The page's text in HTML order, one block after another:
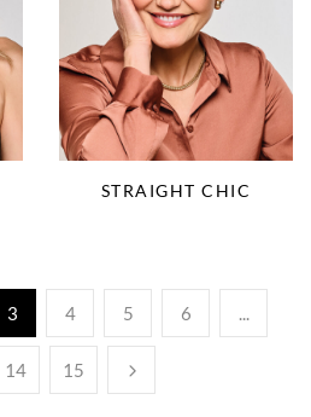
STRAIGHT CHIC
3 4 5 6 ...
14 15